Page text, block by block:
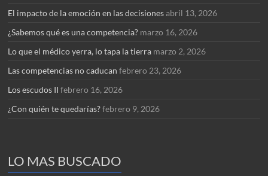
El impacto de la emoción en las decisiones abril 13, 2026
¿Sabemos qué es una competencia? marzo 16, 2026
Lo que el médico yerra, lo tapa la tierra marzo 2, 2026
Las competencias no caducan febrero 23, 2026
Los escudos II febrero 16, 2026
¿Con quién te quedarías? febrero 9, 2026
LO MAS BUSCADO